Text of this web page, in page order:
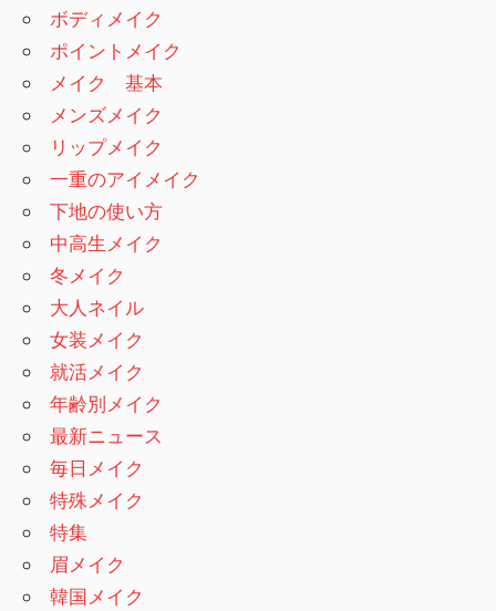
ボディメイク
ポイントメイク
メイク 基本
メンズメイク
リップメイク
一重のアイメイク
下地の使い方
中高生メイク
冬メイク
大人ネイル
女装メイク
就活メイク
年齢別メイク
最新ニュース
毎日メイク
特殊メイク
特集
眉メイク
韓国メイク